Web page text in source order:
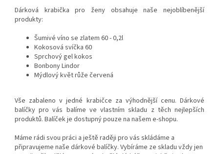
Dárková krabička pro ženy obsahuje naše nejoblíbenější
produkty:
Šumivé víno se zlatem 60 - 0,2l
Kokosová svíčka 60
Sprchový gel kokos
Bonbony Lindor
Mýdlový květ růže červená
Vše zabaleno v jedné krabičce za výhodnější cenu. Dárkové
balíčky pro vás balíme ve vlastním skladu z těch nejlepších
produktů. Balíček je dostupný pouze na našem e-shopu.
Máme rádi svou práci a ještě raději pro vás skládáme a
připravujeme naše dárkové balíčky. Vybíráme ze skladu vždy jen